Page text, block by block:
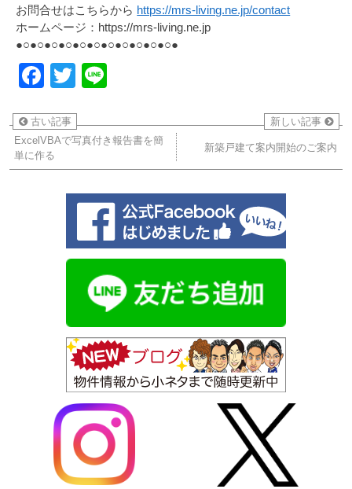
お問合せはこちらから https://mrs-living.ne.jp/contact
ホームページ：https://mrs-living.ne.jp
●○●○●○●○●○●○●○●○●○●○●○●
Facebook
Twitter
古い記事
ExcelVBAで写真付き報告書を簡
単に作る
新しい記事
新築戸建て案内開始のご案内